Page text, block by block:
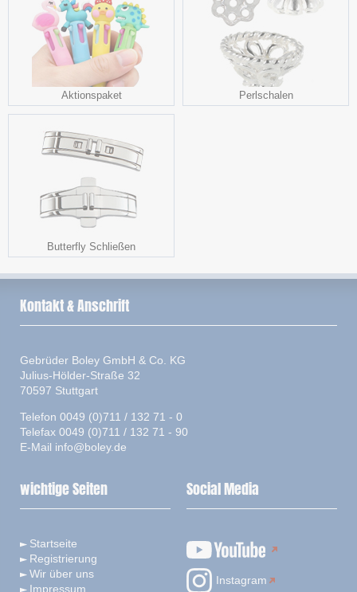
Aktionspaket Perlschalen
Butterfly Schließen
Kontakt & Anschrift
Gebrüder Boley GmbH & Co. KG
Julius-Hölder-Straße 32
70597 Stuttgart
Telefon 0049 (0)711 / 132 71 - 0
Telefax 0049 (0)711 / 132 71 - 90
E-Mail info@boley.de
wichtige Seiten
Startseite
Registrierung
Wir über uns
Impressum
Social Media
Instagram